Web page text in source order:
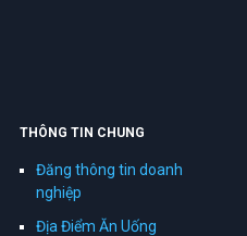
THÔNG TIN CHUNG
Đăng thông tin doanh
nghiệp
Địa Điểm Ăn Uống